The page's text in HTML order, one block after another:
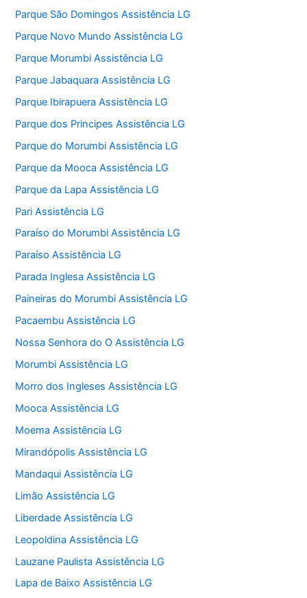
Parque São Domingos Assistência LG
Parque Novo Mundo Assistência LG
Parque Morumbi Assistência LG
Parque Jabaquara Assistência LG
Parque Ibirapuera Assistência LG
Parque dos Principes Assistência LG
Parque do Morumbi Assistência LG
Parque da Mooca Assistência LG
Parque da Lapa Assistência LG
Pari Assistência LG
Paraíso do Morumbi Assistência LG
Paraíso Assistência LG
Parada Inglesa Assistência LG
Paineiras do Morumbi Assistência LG
Pacaembu Assistência LG
Nossa Senhora do O Assistência LG
Morumbi Assistência LG
Morro dos Ingleses Assistência LG
Mooca Assistência LG
Moema Assistência LG
Mirandópolis Assistência LG
Mandaqui Assistência LG
Limão Assistência LG
Liberdade Assistência LG
Leopoldina Assistência LG
Lauzane Paulista Assistência LG
Lapa de Baixo Assistência LG